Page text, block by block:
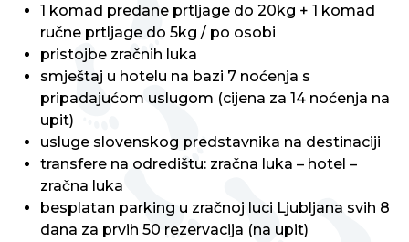
1 komad predane prtljage do 20kg + 1 komad
ručne prtljage do 5kg / po osobi
pristojbe zračnih luka
smještaj u hotelu na bazi 7 noćenja s
pripadajućom uslugom (cijena za 14 noćenja na
upit)
usluge slovenskog predstavnika na destinaciji
transfere na odredištu: zračna luka – hotel –
zračna luka
besplatan parking u zračnoj luci Ljubljana svih 8
dana za prvih 50 rezervacija (na upit)